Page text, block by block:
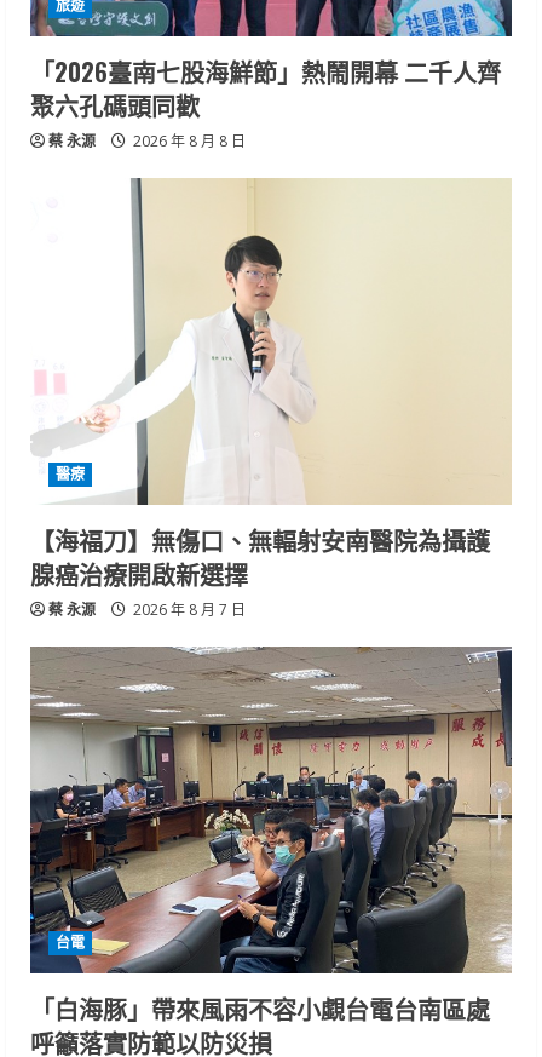
旅遊
「2026臺南七股海鮮節」熱鬧開幕 二千人齊
聚六孔碼頭同歡
蔡 永源 2026 年 8 月 8 日
醫療
【海福刀】無傷口、無輻射安南醫院為攝護
腺癌治療開啟新選擇
蔡 永源 2026 年 8 月 7 日
台電
「白海豚」帶來風雨不容小覷台電台南區處
呼籲落實防範以防災損